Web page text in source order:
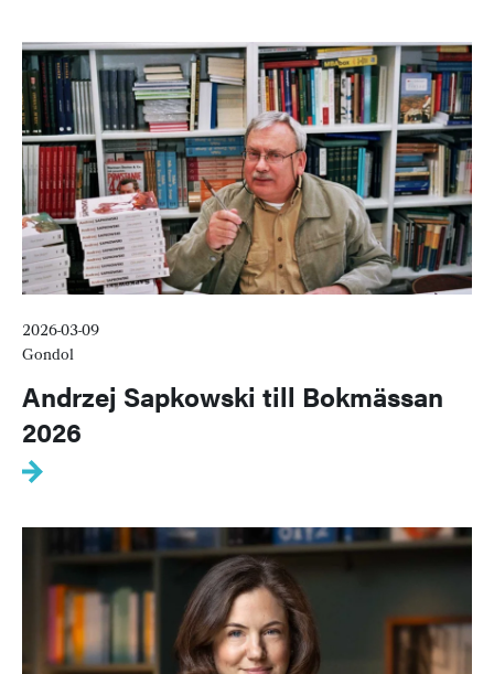
2026-03-09
Gondol
Andrzej Sapkowski till Bokmässan
2026